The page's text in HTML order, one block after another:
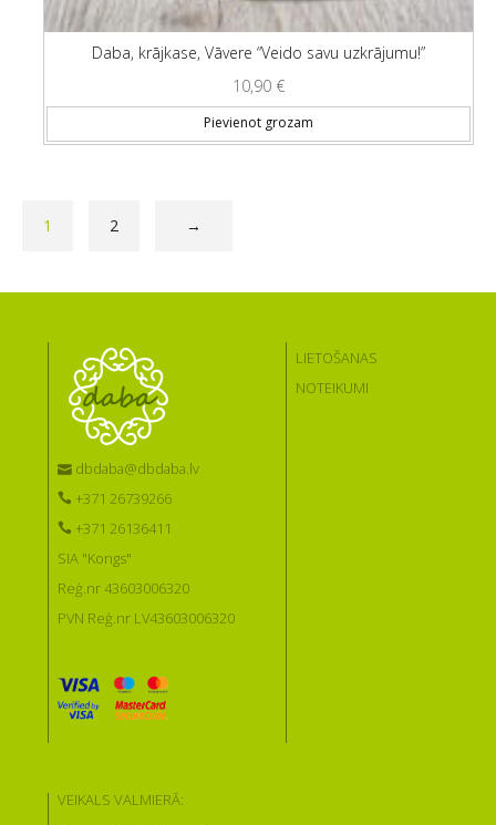
Daba, krājkase, Vāvere “Veido savu uzkrājumu!”
10,90 €
Pievienot grozam
1 2 →
dbdaba@dbdaba.lv
+371 26739266
+371 26136411
SIA "Kongs"
Reģ.nr 43603006320
PVN Reģ.nr LV43603006320
LIETOŠANAS
NOTEIKUMI
VEIKALS VALMIERĀ: